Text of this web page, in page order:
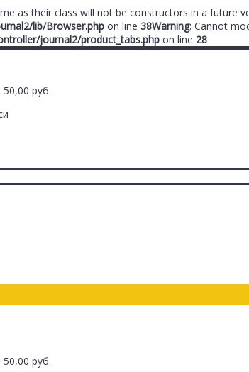
as their class will not be constructors in a future
lib/Browser.php on line 38Warning: Cannot
journal2/product_tabs.php on line 28
руб.
руб.